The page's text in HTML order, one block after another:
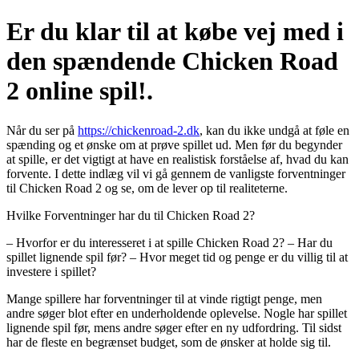
Er du klar til at købe vej med i
den spændende Chicken Road
2 online spil!.
Når du ser på https://chickenroad-2.dk, kan du ikke undgå at føle en
spænding og et ønske om at prøve spillet ud. Men før du begynder
at spille, er det vigtigt at have en realistisk forståelse af, hvad du kan
forvente. I dette indlæg vil vi gå gennem de vanligste forventninger
til Chicken Road 2 og se, om de lever op til realiteterne.
Hvilke Forventninger har du til Chicken Road 2?
– Hvorfor er du interesseret i at spille Chicken Road 2? – Har du
spillet lignende spil før? – Hvor meget tid og penge er du villig til at
investere i spillet?
Mange spillere har forventninger til at vinde rigtigt penge, men
andre søger blot efter en underholdende oplevelse. Nogle har spillet
lignende spil før, mens andre søger efter en ny udfordring. Til sidst
har de fleste en begrænset budget, som de ønsker at holde sig til.